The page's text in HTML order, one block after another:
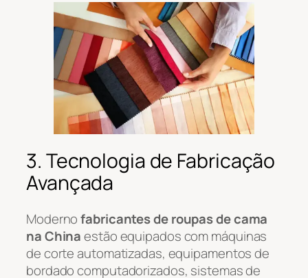
3. Tecnologia de Fabricação
Avançada
Modernofabricantes de roupas de cama
na Chinaestão equipados com máquinas
de corte automatizadas, equipamentos de
bordado computadorizados, sistemas de